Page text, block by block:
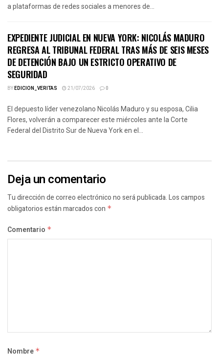
a plataformas de redes sociales a menores de...
EXPEDIENTE JUDICIAL EN NUEVA YORK: NICOLÁS MADURO
REGRESA AL TRIBUNAL FEDERAL TRAS MÁS DE SEIS MESES
DE DETENCIÓN BAJO UN ESTRICTO OPERATIVO DE
SEGURIDAD
BYEDICION_VERITAS 21/07/2026 0
El depuesto líder venezolano Nicolás Maduro y su esposa, Cilia
Flores, volverán a comparecer este miércoles ante la Corte
Federal del Distrito Sur de Nueva York en el...
Deja un comentario
Tu dirección de correo electrónico no será publicada.Los campos
obligatorios están marcados con *
Comentario *
Nombre *